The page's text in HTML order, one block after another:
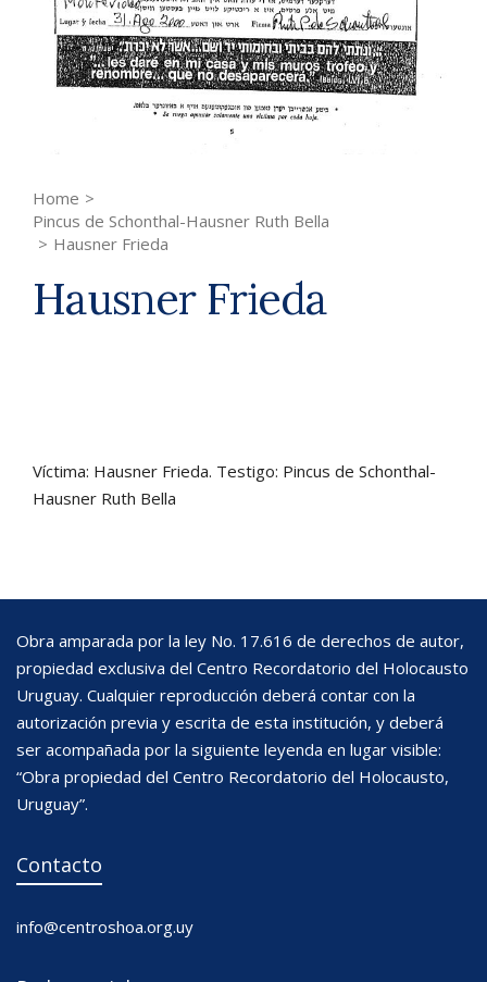
Home >
Pincus de Schonthal-Hausner Ruth Bella
> Hausner Frieda
Hausner Frieda
Víctima: Hausner Frieda. Testigo: Pincus de Schonthal-
Hausner Ruth Bella
Obra amparada por la ley No. 17.616 de derechos de autor,
propiedad exclusiva del Centro Recordatorio del Holocausto
Uruguay. Cualquier reproducción deberá contar con la
autorización previa y escrita de esta institución, y deberá
ser acompañada por la siguiente leyenda en lugar visible:
“Obra propiedad del Centro Recordatorio del Holocausto,
Uruguay”.
Contacto
info@centroshoa.org.uy